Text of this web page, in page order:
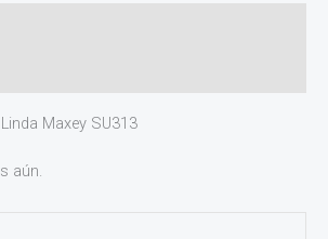
Maxey SU313
aún.